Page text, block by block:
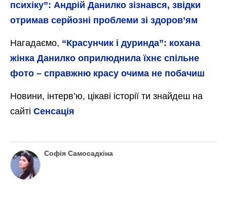
психіку”: Андрій Данилко зізнався, звідки
отримав серйозні проблеми зі здоров’ям
Нагадаємо, “Красунчик і дуринда”: кохана
жінка Данилко оприлюднила їхнє спільне
фото – справжню красу очима не побачиш
Новини, інтерв’ю, цікаві історії ти знайдеш на
сайті Сенсація
Софія Самосадкіна